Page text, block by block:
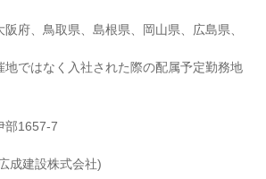
府、鳥取県、島根県、岡山県、広島県、
ではなく入社された際の配属予定勤務地
部1657-7
成建設株式会社)